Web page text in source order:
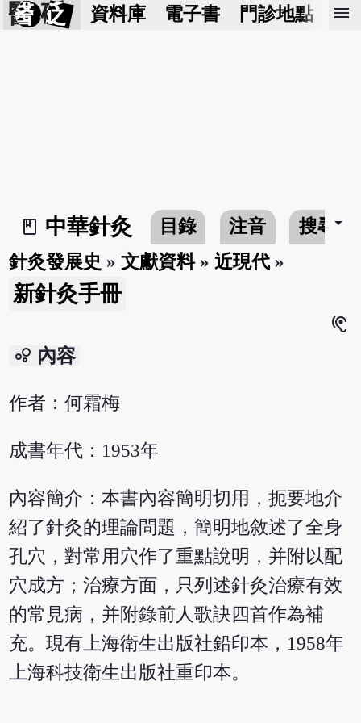
醫 砭 資料庫 電子書 門診地點 預
menu
book_2
中華針灸 目錄 注音 搜尋arrow_drop_down
針灸發展史 »文獻資料»近現代 »
新針灸手冊
hearing
bubble_chart 內容
作者：何霜梅
成書年代：1953年
內容簡介：本書內容簡明切用，扼要地介
紹了針灸的理論問題，簡明地敘述了全身
孔穴，對常用穴作了重點說明，并附以配
穴成方；治療方面，只列述針灸治療有效
的常見病，并附錄前人歌訣四首作為補
充。現有上海衛生出版社鉛印本，1958年
上海科技衛生出版社重印本。